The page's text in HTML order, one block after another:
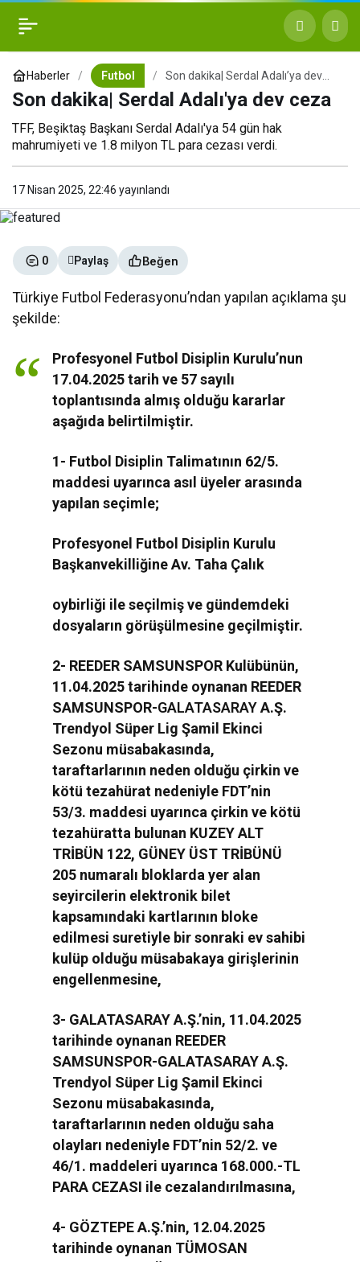
Haberler Futbol
Son dakika| Serdal Adalı’ya dev
Son dakika| Serdal Adalı'ya dev ceza
TFF, Beşiktaş Başkanı Serdal Adalı'ya 54 gün hak
mahrumiyeti ve 1.8 milyon TL para cezası verdi.
17 Nisan 2025, 22:46 yayınlandı
0 Paylaş Beğen
Türkiye Futbol Federasyonu’ndan yapılan açıklama şu
şekilde:
Profesyonel Futbol Disiplin Kurulu’nun
17.04.2025 tarih ve 57 sayılı
toplantısında almış olduğu kararlar
aşağıda belirtilmiştir.
1- Futbol Disiplin Talimatının 62/5.
maddesi uyarınca asıl üyeler arasında
yapılan seçimle;
Profesyonel Futbol Disiplin Kurulu
Başkanvekilliğine Av. Taha Çalık
oybirliği ile seçilmiş ve gündemdeki
dosyaların görüşülmesine geçilmiştir.
2- REEDER SAMSUNSPOR Kulübünün,
11.04.2025 tarihinde oynanan REEDER
SAMSUNSPOR-GALATASARAYA.Ş.
Trendyol Süper Lig Şamil Ekinci
Sezonu müsabakasında,
taraftarlarının neden olduğu çirkin ve
kötü tezahürat nedeniyle FDT’nin
53/3. maddesi uyarınca çirkin ve kötü
tezahüratta bulunan KUZEY ALT
TRİBÜN 122, GÜNEY ÜST TRİBÜNÜ
205 numaralı bloklarda yer alan
seyircilerin elektronik bilet
kapsamındaki kartlarının bloke
edilmesi suretiyle bir sonraki ev sahibi
kulüp olduğu müsabakaya girişlerinin
engellenmesine,
3- GALATASARAY A.Ş.’nin, 11.04.2025
tarihinde oynanan REEDER
SAMSUNSPOR-GALATASARAY A.Ş.
Trendyol Süper Lig Şamil Ekinci
Sezonu müsabakasında,
taraftarlarının neden olduğu saha
olayları nedeniyle FDT’nin 52/2. ve
46/1. maddeleri uyarınca 168.000.-TL
PARA CEZASI ile cezalandırılmasına,
4- GÖZTEPE A.Ş.’nin, 12.04.2025
tarihinde oynanan TÜMOSAN
Son dakika| Serdal Adalı’ya
dev ceza